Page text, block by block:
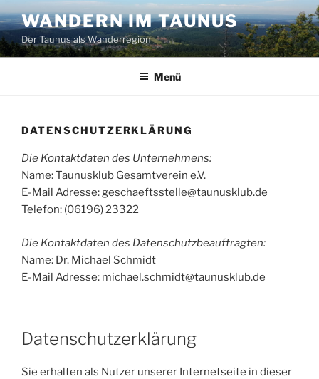
Inhalt
springen
WANDERN IM TAUNUS
Der Taunus als Wanderregion
Menü
DATENSCHUTZERKLÄRUNG
Die Kontaktdaten des Unternehmens:
Name: Taunusklub Gesamtverein e.V.
E-Mail Adresse: geschaeftsstelle@taunusklub.de
Telefon: (06196) 23322
Die Kontaktdaten des Datenschutzbeauftragten:
Name: Dr. Michael Schmidt
E-Mail Adresse: michael.schmidt@taunusklub.de
Datenschutzerklärung
Sie erhalten als Nutzer unserer Internetseite in dieser